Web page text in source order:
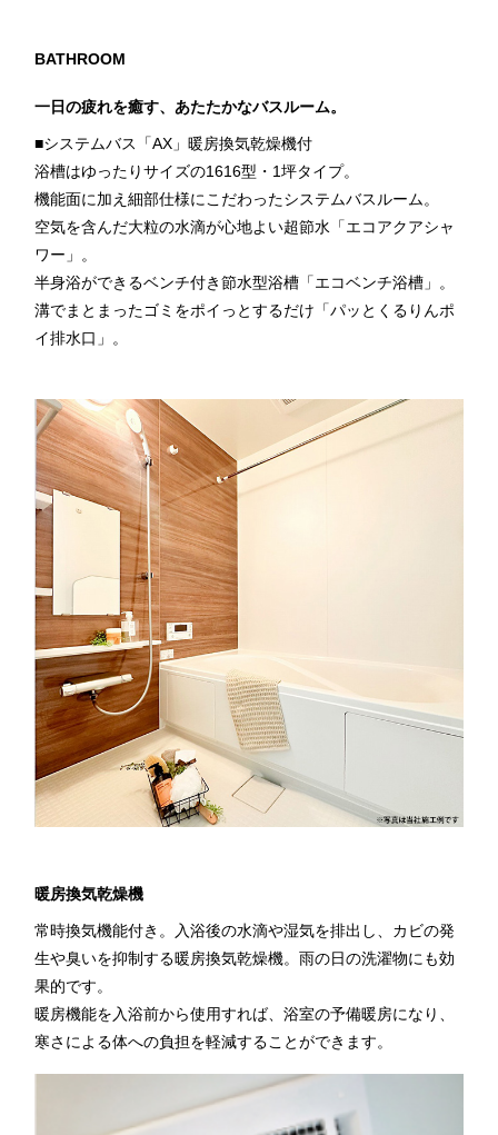
BATHROOM
一日の疲れを癒す、あたたかなバスルーム。
■システムバス「AX」暖房換気乾燥機付
浴槽はゆったりサイズの1616型・1坪タイプ。
機能面に加え細部仕様にこだわったシステムバスルーム。
空気を含んだ大粒の水滴が心地よい超節水「エコアクアシャ
ワー」。
半身浴ができるベンチ付き節水型浴槽「エコベンチ浴槽」。
溝でまとまったゴミをポイっとするだけ「パッとくるりんポ
イ排水口」。
暖房換気乾燥機
常時換気機能付き。入浴後の水滴や湿気を排出し、カビの発
生や臭いを抑制する暖房換気乾燥機。雨の日の洗濯物にも効
果的です。
暖房機能を入浴前から使用すれば、浴室の予備暖房になり、
寒さによる体への負担を軽減することができます。